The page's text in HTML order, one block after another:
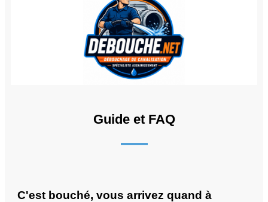
Guide et FAQ
C'est bouché, vous arrivez quand à